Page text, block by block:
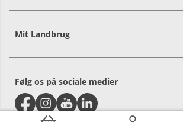
Mit Landbrug
Følg os på sociale medier